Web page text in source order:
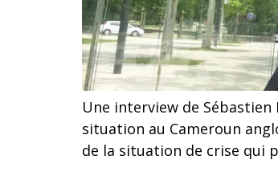
Une interview de
situation au Cameroun
de la situation de crise qui